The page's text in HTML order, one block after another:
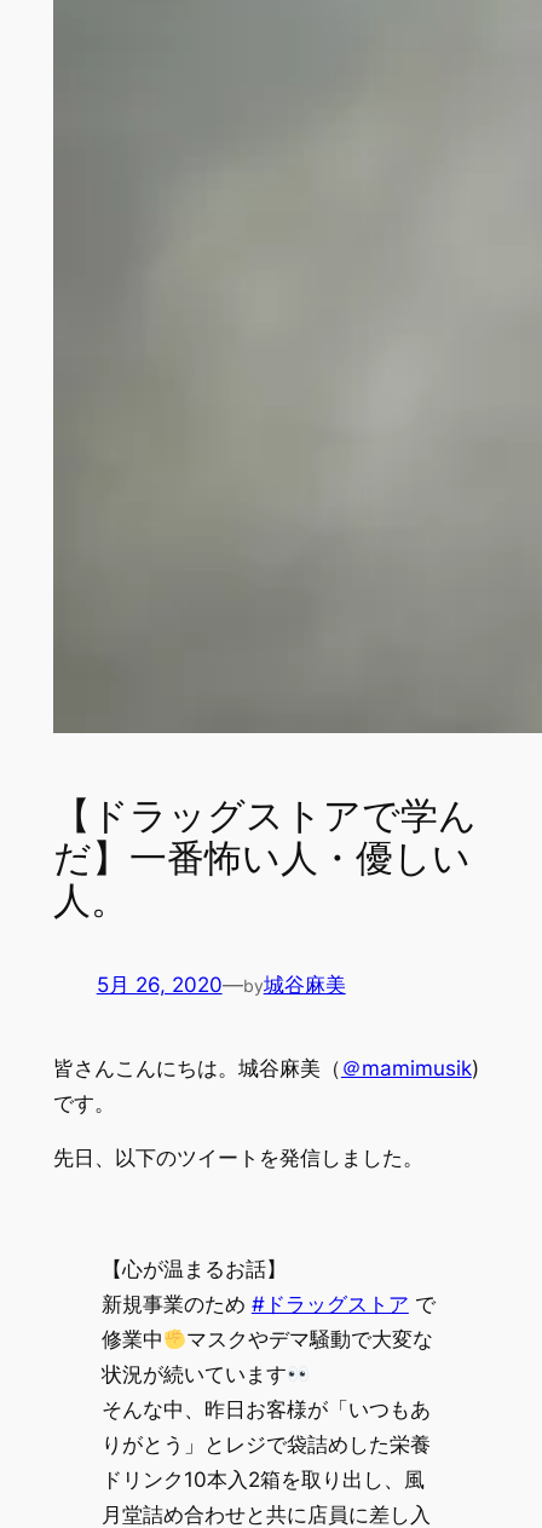
【ドラッグストアで学ん
だ】一番怖い人・優しい
人。
5月 26, 2020—by城谷麻美
皆さんこんにちは。城谷麻美（ ＠mamimusik)
です。
先日、以下のツイートを発信しました。
【心が温まるお話】
新規事業のため #ドラッグストア で
修業中
マスクやデマ騒動で大変な
状況が続いています
そんな中、昨日お客様が「いつもあ
りがとう」とレジで袋詰めした栄養
ドリンク10本入2箱を取り出し、風
月堂詰め合わせと共に店員に差し入